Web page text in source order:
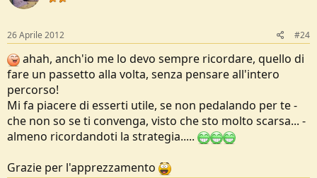
o
s
:
26 Aprile 2012 #24
ahah, anch'io me lo devo sempre ricordare, quello di
fare un passetto alla volta, senza pensare all'intero
percorso!
Mi fa piacere di esserti utile, se non pedalando per te -
che non so se ti convenga, visto che sto molto scarsa... -
almeno ricordandoti la strategia.....
Grazie per l'apprezzamento